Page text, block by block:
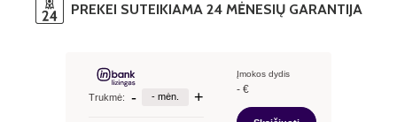
PREKEI SUTEIKIAMA 24 MĖNESIŲ GARANTIJA